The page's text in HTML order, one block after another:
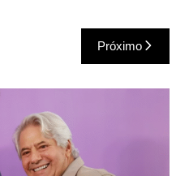
Próximo